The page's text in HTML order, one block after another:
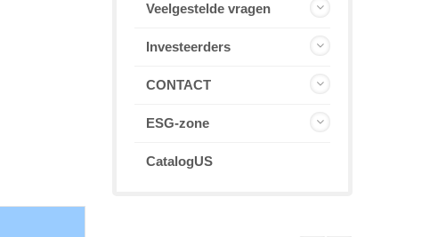
Veelgestelde vragen
Investeerders
CONTACT
ESG-zone
CatalogUS